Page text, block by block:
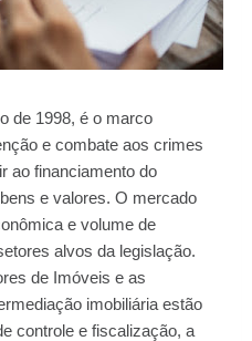
de 1998, é o marco
e combate aos crimes
ao financiamento do
e valores. O mercado
e volume de
alvos da legislação.
de Imóveis e as
imobiliária estão
controle e fiscalização, a